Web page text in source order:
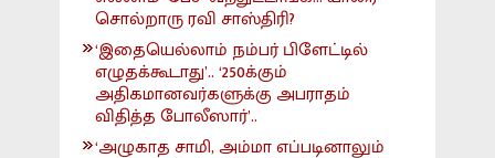
சொல்றாரு ரவி சாஸ்திரி?
‘இதையெல்லாம் நம்பர் பிளேட்டில்
எழுதக்கூடாது’.. ‘250க்கும்
அதிகமானவர்களுக்கு அபராதம்
விதித்த போலீஸார்’..
‘அழுகாத சாமி, அம்மா எப்படினாலும்